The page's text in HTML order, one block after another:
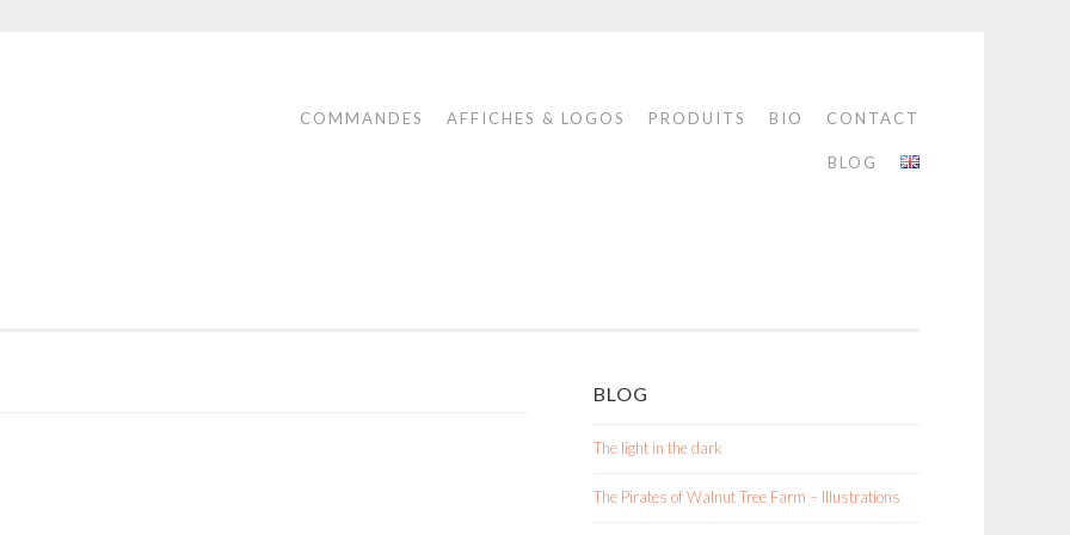
COMMANDES AFFICHES & LOGOS PRODUITS BIO CONTACT
BLOG
BLOG
The light in the dark
The Pirates of Walnut Tree Farm – Illustrations